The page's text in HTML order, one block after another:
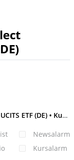
iShares STOXX Global Select Dividend 100 UCITS ETF (DE) • Kurs heute
Newsalarm
Kursalarm